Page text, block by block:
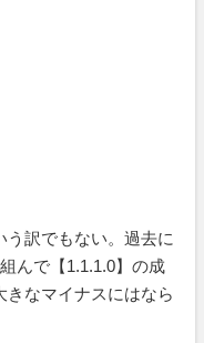
訳でもない。過去に
んで【1.1.1.0】の成
なマイナスにはなら